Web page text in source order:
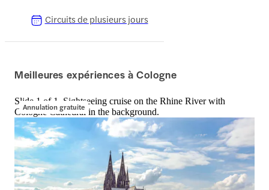
Circuits de plusieurs jours
Meilleures expériences à Cologne
Annulation gratuite
Slide 1 of 1, Sightseeing cruise on the Rhine River with
Cologne Cathedral in the background.